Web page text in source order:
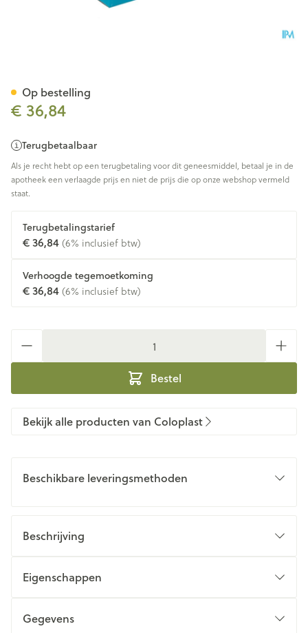
€ 36,84
Terugbetaalbaar
Als je recht hebt op een terugbetaling voor dit geneesmiddel, betaal je in de
apotheek een verlaagde prijs en niet de prijs die op onze webshop vermeld
staat.
Terugbetalingstarief
€ 36,84(6% inclusief btw)
Verhoogde tegemoetkoming
€ 36,84(6% inclusief btw)
Bestel
Op bestelling
Bekijk alle producten van Coloplast
Beschikbare leveringsmethoden
Beschrijving
Eigenschappen
Gegevens